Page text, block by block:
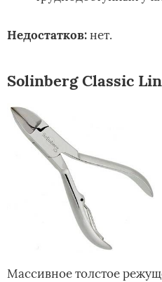
Недостатков:нет.
Solinberg Classic
Массивное толстое